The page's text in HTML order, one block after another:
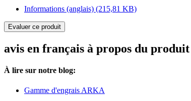
Informations (anglais) (215,81 KB)
Evaluer ce produit
avis en français à propos du
À lire sur notre blog:
Gamme d'engrais ARKA